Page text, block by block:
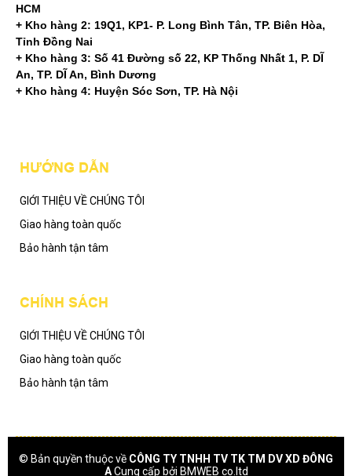
HCM
+ Kho hàng 2: 19Q1, KP1- P. Long Bình Tân, TP. Biên Hòa,
Tỉnh Đồng Nai
+ Kho hàng 3: Số 41 Đường số 22, KP Thống Nhất 1, P. DĨ
An, TP. DĨ An, Bình Dương
+ Kho hàng 4: Huyện Sóc Sơn, TP. Hà Nội
HƯỚNG DẪN
GIỚI THIỆU VỀ CHÚNG TÔI
Giao hàng toàn quốc
Bảo hành tận tâm
CHÍNH SÁCH
GIỚI THIỆU VỀ CHÚNG TÔI
Giao hàng toàn quốc
Bảo hành tận tâm
© Bản quyền thuộc về CÔNG TY TNHH TV TK TM DV XD ĐÔNG
ACung cấp bởi BMWEB co.ltd